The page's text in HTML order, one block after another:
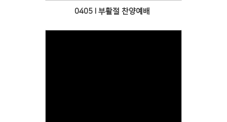
0405 l 부활절 찬양예배